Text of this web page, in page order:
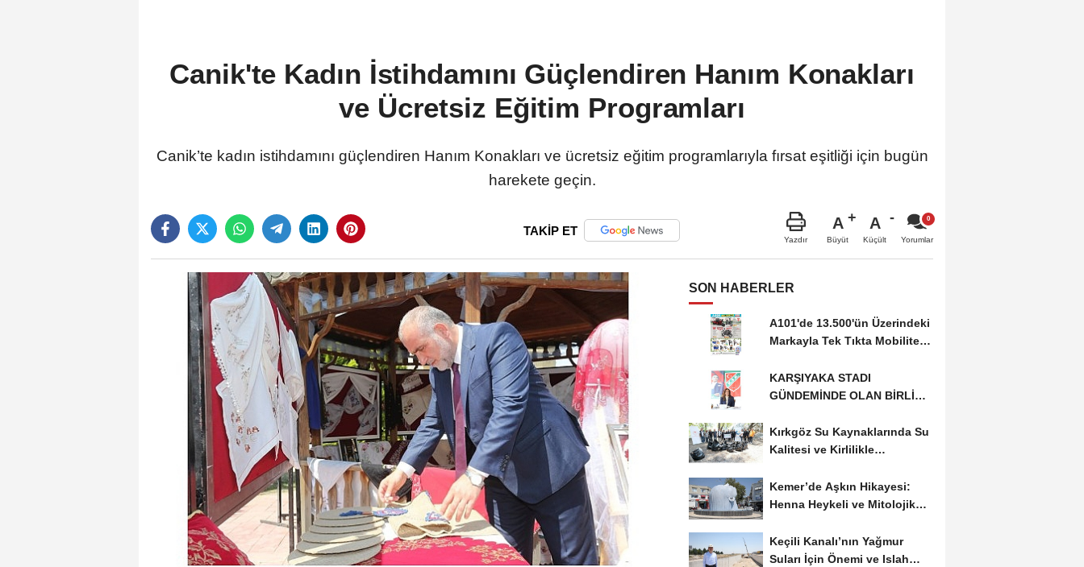
Canik'te Kadın İstihdamını Güçlendiren Hanım Konakları
ve Ücretsiz Eğitim Programları
Canik’te kadın istihdamını güçlendiren Hanım Konakları ve ücretsiz eğitim programlarıyla fırsat eşitliği için bugün
harekete geçin.
TAKİP ET
Yazdır
A
Büyüt
A
Küçült Yorumlar
SON HABERLER
A101'de 13.500'ün Üzerindeki
Markayla Tek Tıkta Mobilitesi
KARŞIYAKA STADI
GÜNDEMİNDE OLAN BİRLİK
Kırkgöz Su Kaynaklarında Su
Kalitesi ve Kirlilikle
Kemer’de Aşkın Hikayesi:
Henna Heykeli ve Mitolojik
Keçili Kanalı’nın Yağmur
Suları İçin Önemi ve Islah